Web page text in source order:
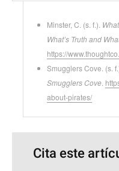
Minster, C. (s. f.).
What’s Truth and
https://
Smugglers Cove. (s.
Smugglers Cove
about-pirates/
Cita este